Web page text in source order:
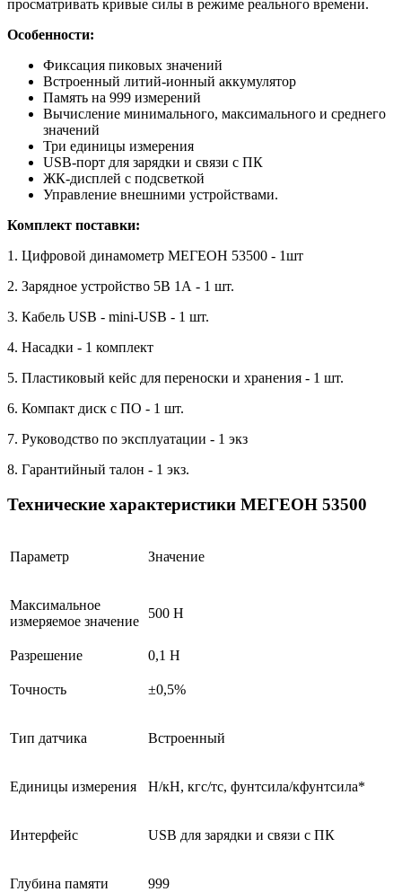
просматривать кривые силы в режиме реального времени.
Особенности:
Фиксация пиковых значений
Встроенный литий-ионный аккумулятор
Память на 999 измерений
Вычисление минимального, максимального и среднего
значений
Три единицы измерения
USB-порт для зарядки и связи с ПК
ЖК-дисплей с подсветкой
Управление внешними устройствами.
Комплект поставки:
1. Цифровой динамометр МЕГЕОН 53500 - 1шт
2. Зарядное устройство 5В 1А - 1 шт.
3. Кабель USB - mini-USB - 1 шт.
4. Насадки - 1 комплект
5. Пластиковый кейс для переноски и хранения - 1 шт.
6. Компакт диск с ПО - 1 шт.
7. Руководство по эксплуатации - 1 экз
8. Гарантийный талон - 1 экз.
Технические характеристики МЕГЕОН 53500
Параметр Значение
Максимальное
измеряемое значение
500 Н
Разрешение 0,1 Н
Точность ±0,5%
Тип датчика Встроенный
Единицы измерения Н/кН, кгс/тс, фунтсила/кфунтсила*
Интерфейс USB для зарядки и связи с ПК
Глубина памяти 999